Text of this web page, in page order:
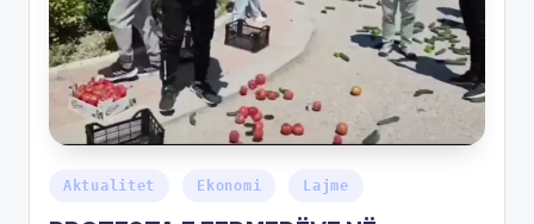
Aktualitet Ekonomi Lajme